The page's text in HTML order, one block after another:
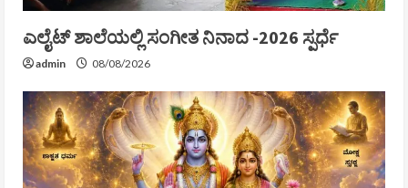
ಎಲೈಟ್ ಶಾಲೆಯಲ್ಲಿ ಸಂಗೀತ ನಿನಾದ -2026 ಸ್ಪರ್ಧೆ
admin 08/08/2026